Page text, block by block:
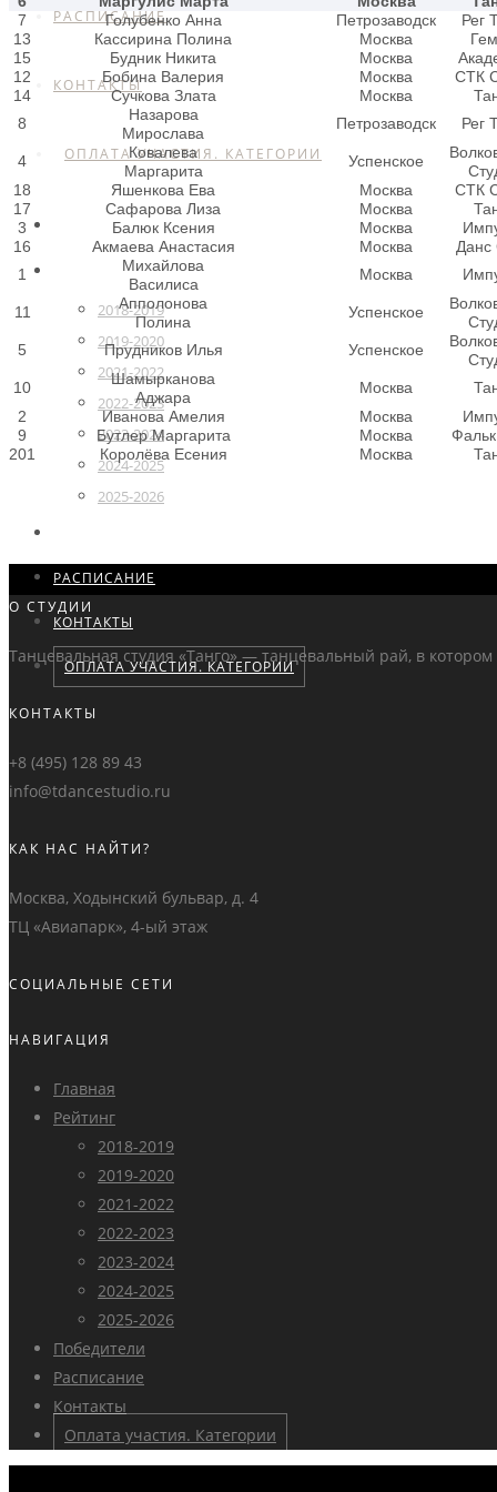
РАСПИСАНИЕ
КОНТАКТЫ
ОПЛАТА УЧАСТИЯ. КАТЕГОРИИ
ГЛАВНАЯ
2018-2019
2019-2020
2021-2022
2022-2023
2023-2024
2024-2025
2025-2026
РАСПИСАНИЕ
КОНТАКТЫ
ОПЛАТА УЧАСТИЯ. КАТЕГОРИИ
7
Голубенко Анна Петрозаводск Рег
13
Кассирина Полина Москва
15
Будник Никита Москва
12
Бобина Валерия Москва СТК
14
Сучкова Злата Москва
8
Назарова
Мирослава
Петрозаводск Рег
4
Ковалева
Маргарита
Успенское
18
Яшенкова Ева Москва СТК
17
Сафарова Лиза Москва
3
Балюк Ксения Москва
16
Акмаева Анастасия Москва Данс
1
Михайлова
Василиса
Москва
11
Апполонова
Полина
Успенское
5 Прудников Илья Успенское
10
Шамырканова
Аджара
Москва
2
Иванова Амелия Москва
9
Бутлер Маргарита Москва
201
Королёва Есения Москва
О СТУДИИ
Танцевальная студия «Танго» — танцевальный рай, в
КОНТАКТЫ
+8 (495) 128 89 43
info@tdancestudio.ru
КАК НАС НАЙТИ?
Москва, Ходынский бульвар, д. 4
ТЦ «Авиапарк», 4-ый этаж
СОЦИАЛЬНЫЕ СЕТИ
НАВИГАЦИЯ
Главная
Рейтинг
2018-2019
2019-2020
2021-2022
2022-2023
2023-2024
2024-2025
2025-2026
Победители
Расписание
Контакты
Оплата участия. Категории